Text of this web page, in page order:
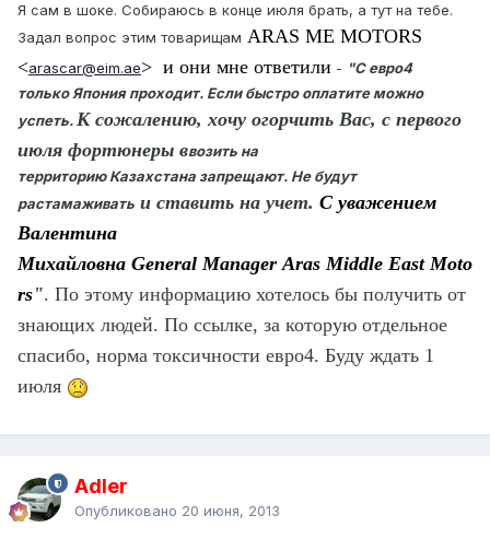
Я сам в шоке. Собираюсь в конце июля брать, а тут на тебе.
Задал вопрос этим товарищам ARAS ME MOTORS
<arascar@eim.ae> и они мне ответили - "С евро4
только Япония проходит. Если быстро оплатите можно
успеть.К сожалению, хочу огорчить Вас, с первого
июля фортюнеры ввозить на
территорию Казахстана запрещают. Не будут
растамаживать и ставить на учет. С уважением
Валентина
Михайловна General ManagerAras Middle EastMoto
rs". По этому информацию хотелось бы получить от
знающих людей. По ссылке, за которую отдельное
спасибо, норма токсичности евро4. Буду ждать 1
июля
Adler
Опубликовано 20 июня, 2013